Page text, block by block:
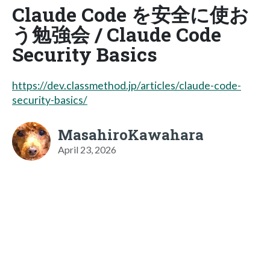
Claude Code を安全に使お
う勉強会 / Claude Code
Security Basics
https://dev.classmethod.jp/articles/claude-code-
security-basics/
MasahiroKawahara
April 23, 2026